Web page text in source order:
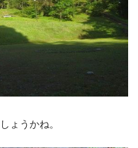
ょうかね。